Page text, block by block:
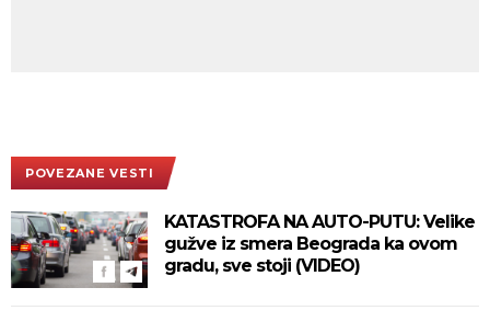
POVEZANE VESTI
KATASTROFA NA AUTO-PUTU: Velike
gužve iz smera Beograda ka ovom
gradu, sve stoji (VIDEO)